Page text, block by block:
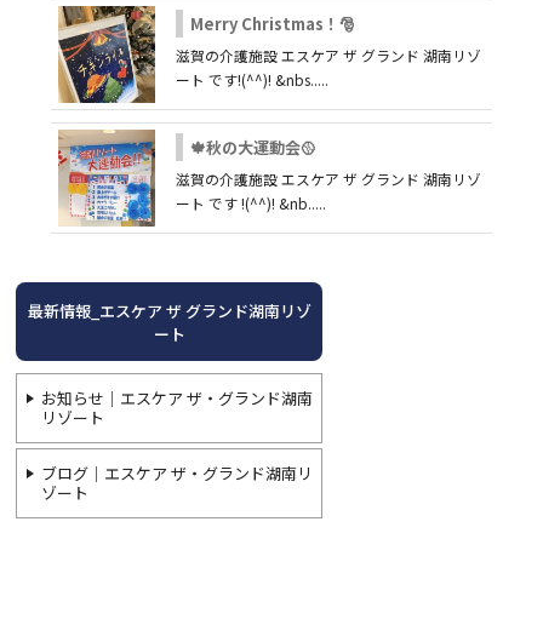
Merry Christmas！🎅
滋賀の介護施設 エスケア ザ グランド 湖南リゾ
ート です!(^^)! &nbs.....
🍁秋の大運動会🥎
滋賀の介護施設 エスケア ザ グランド 湖南リゾ
ート です !(^^)! &nb.....
最新情報_エスケア ザ グランド湖南リゾ
ート
お知らせ｜エスケア ザ・グランド湖南
リゾート
ブログ｜エスケア ザ・グランド湖南リ
ゾート